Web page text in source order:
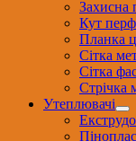
Захисна
Кут
Планка
Сітка
Сітка
Стрічка
Утеплювачі